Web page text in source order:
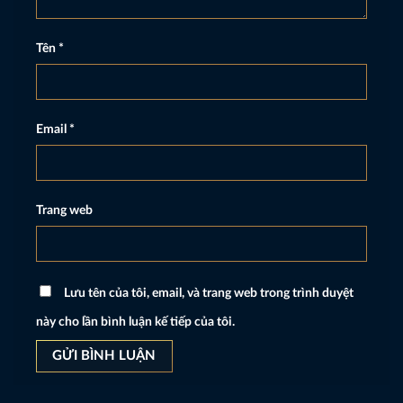
Tên *
Email *
Trang web
Lưu tên của tôi, email, và trang web trong trình duyệt
này cho lần bình luận kế tiếp của tôi.